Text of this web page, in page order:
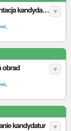
XIX OZHS - drugi dzień obrad i prezentacja kandydatur
,
obrad
,
kandydatur